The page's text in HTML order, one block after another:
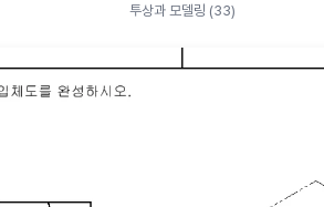
투상과 모델링 (33)